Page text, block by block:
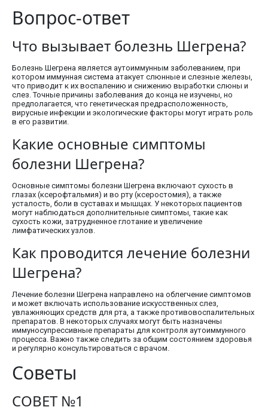
Вопрос-ответ
Что вызывает болезнь Шегрена?
Болезнь Шегрена является аутоиммунным заболеванием, при
котором иммунная система атакует слюнные и слезные железы,
что приводит к их воспалению и снижению выработки слюны и
слез. Точные причины заболевания до конца не изучены, но
предполагается, что генетическая предрасположенность,
вирусные инфекции и экологические факторы могут играть роль
в его развитии.
Какие основные симптомы
болезни Шегрена?
Основные симптомы болезни Шегрена включают сухость в
глазах (ксерофтальмия) и во рту (ксеростомия), а также
усталость, боли в суставах и мышцах. У некоторых пациентов
могут наблюдаться дополнительные симптомы, такие как
сухость кожи, затрудненное глотание и увеличение
лимфатических узлов.
Как проводится лечение болезни
Шегрена?
Лечение болезни Шегрена направлено на облегчение симптомов
и может включать использование искусственных слез,
увлажняющих средств для рта, а также противовоспалительных
препаратов. В некоторых случаях могут быть назначены
иммуносупрессивные препараты для контроля аутоиммунного
процесса. Важно также следить за общим состоянием здоровья
и регулярно консультироваться с врачом.
Советы
СОВЕТ №1